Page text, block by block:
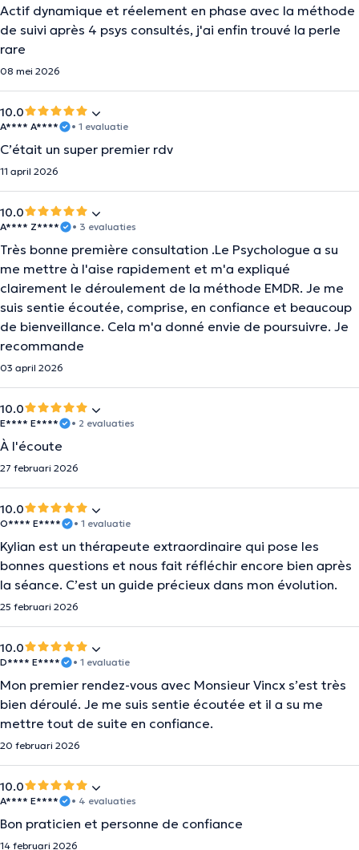
Actif dynamique et réelement en phase avec la méthode
de suivi après 4 psys consultés, j'ai enfin trouvé la perle
rare
08 mei 2026
10.0
A**** A**** • 1 evaluatie
C’était un super premier rdv
11 april 2026
10.0
A**** Z**** • 3 evaluaties
Très bonne première consultation .Le Psychologue a su
me mettre à l'aise rapidement et m'a expliqué
clairement le déroulement de la méthode EMDR. Je me
suis sentie écoutée, comprise, en confiance et beaucoup
de bienveillance. Cela m'a donné envie de poursuivre. Je
recommande
03 april 2026
10.0
E**** E**** • 2 evaluaties
À l'écoute
27 februari 2026
10.0
O**** E**** • 1 evaluatie
Kylian est un thérapeute extraordinaire qui pose les
bonnes questions et nous fait réfléchir encore bien après
la séance. C’est un guide précieux dans mon évolution.
25 februari 2026
10.0
D**** E**** • 1 evaluatie
Mon premier rendez-vous avec Monsieur Vincx s’est très
bien déroulé. Je me suis sentie écoutée et il a su me
mettre tout de suite en confiance.
20 februari 2026
10.0
A**** E**** • 4 evaluaties
Bon praticien et personne de confiance
14 februari 2026